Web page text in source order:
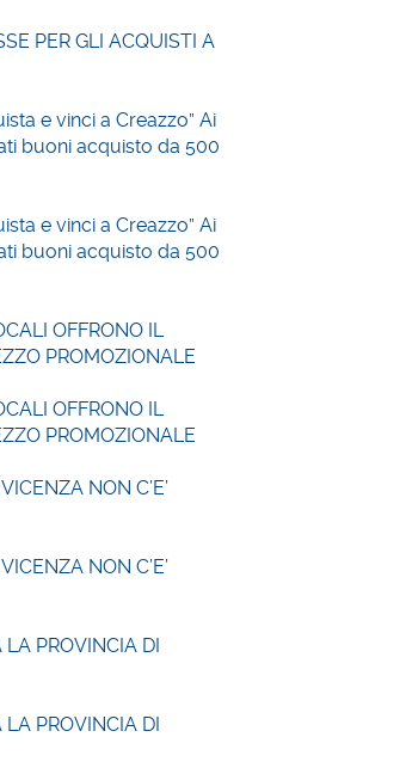
PER GLI ACQUISTI A
e vinci a Creazzo” Ai
buoni acquisto da 500
e vinci a Creazzo” Ai
buoni acquisto da 500
OFFRONO IL
PROMOZIONALE
OFFRONO IL
PROMOZIONALE
NON C’E’
NON C’E’
PROVINCIA DI
PROVINCIA DI